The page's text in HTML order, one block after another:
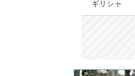
ギリシャ